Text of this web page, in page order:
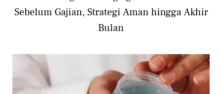
Sebelum Gajian, Strategi Aman hingga Akhir
Bulan